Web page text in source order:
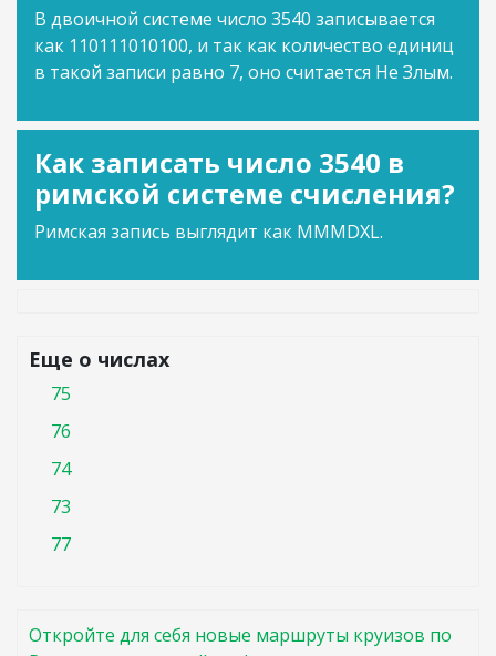
В двоичной системе число 3540 записывается
как 110111010100, и так как количество единиц
в такой записи равно 7, оно считается Не Злым.
Как записать число 3540 в
римской системе счисления?
Римская запись выглядит как MMMDXL.
Еще о числах
75
76
74
73
77
Откройте для себя новые маршруты круизов по